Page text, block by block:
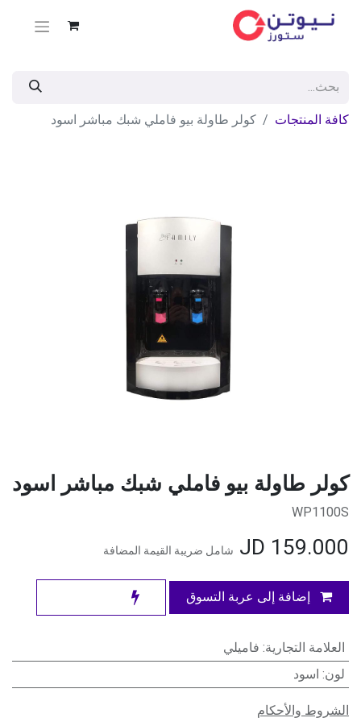
كافة المنتجات كولر طاولة بيو فاملي شبك مباشر اسود
كولر طاولة بيو فاملي شبك مباشر اسود
WP1100S
159.000 شامل ضريبة القيمة المضافة
إضافة إلى عربة التسوق
العلامة التجارية: فاميلي
لون: اسود
الشروط والأحكام